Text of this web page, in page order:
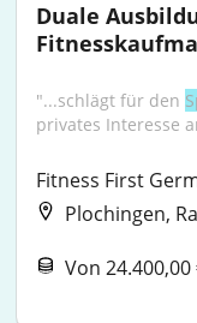
Duale
"...schlägt für den
privates Interesse
Fitness First
Plochingen,
Von